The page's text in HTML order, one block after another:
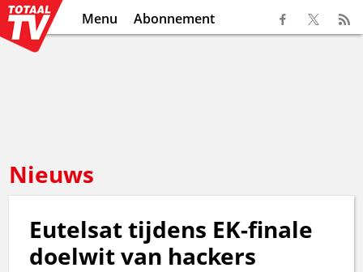
Menu Abonnement
Nieuws
Eutelsat tijdens EK-finale
doelwit van hackers